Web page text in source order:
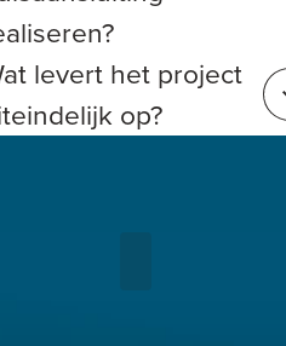
levert het project
op?